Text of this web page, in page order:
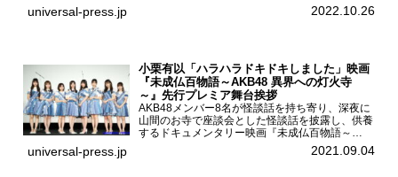
宮山莉渚、中井友望、監督の中川駿が登壇。映画
universal-press.jp 2022.10.26
小栗有以「ハラハラドキドキしました」映画
『未成仏百物語～AKB48 異界への灯火寺
～』先行プレミア舞台挨拶
AKB48メンバー8名が怪談話を持ち寄り、深夜に
山間のお寺で座談会とした怪談話を披露し、供養
するドキュメンタリー映画『未成仏百物語～
AKB48異界への灯火寺～』の先行プレミア舞台
挨拶が東京・ユナイテッド・シネマ豊洲で開催さ
universal-press.jp 2021.09.04